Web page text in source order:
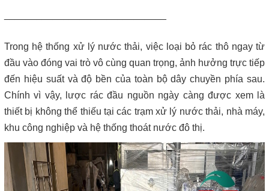
Bơm màng ARO 1 inch thân nhựa | Hàng sẵn kho – Giá tốt
Bán bộ nguồn thủy lực chính hãng, giá rẻ
Close
Trong hệ thống xử lý nước thải, việc loại bỏ rác thô ngay từ
đầu vào đóng vai trò vô cùng quan trọng, ảnh hưởng trực tiếp
đến hiệu suất và độ bền của toàn bộ dây chuyền phía sau.
Chính vì vậy, lược rác đầu nguồn ngày càng được xem là
thiết bị không thể thiếu tại các trạm xử lý nước thải, nhà máy,
khu công nghiệp và hệ thống thoát nước đô thị.